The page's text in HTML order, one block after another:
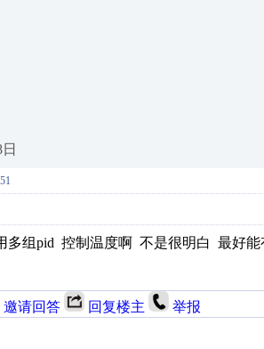
多组pid 控制温度啊 不是很明白 最好能
邀请回答 回复楼主 举报